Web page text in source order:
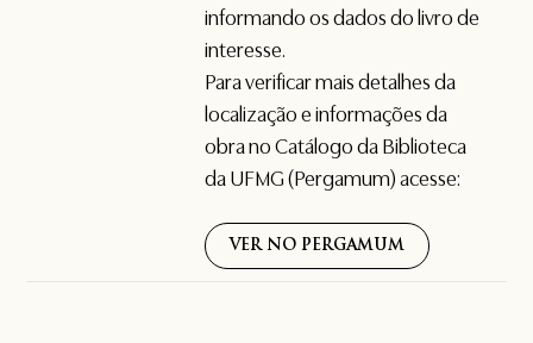
informando os dados do livro de
interesse.
Para verificar mais detalhes da
localização e informações da
obra no Catálogo da Biblioteca
da UFMG (Pergamum) acesse:
VER NO PERGAMUM